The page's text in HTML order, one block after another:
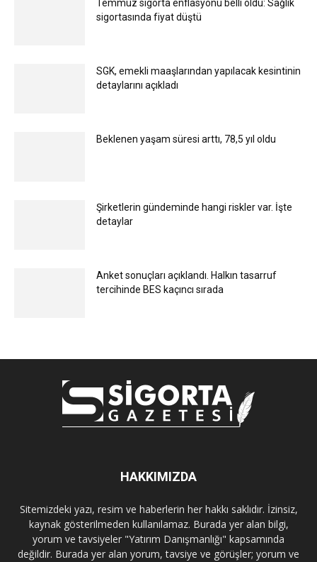
Temmuz sigorta enflasyonu belli oldu: Sağlık
sigortasında fiyat düştü
SGK, emekli maaşlarından yapılacak kesintinin
detaylarını açıkladı
Beklenen yaşam süresi arttı, 78,5 yıl oldu
Şirketlerin gündeminde hangi riskler var. İşte
detaylar
Anket sonuçları açıklandı. Halkın tasarruf
tercihinde BES kaçıncı sırada
HAKKIMIZDA
Sitemizdeki yazı, resim ve haberlerin her hakkı saklıdır. İzinsiz,
kaynak gösterilmeden kullanılamaz. Burada yer alan bilgi,
yorum ve tavsiyeler "Yatırım Danışmanlığı" kapsamında
değildir. Burada yer alan yorum, tavsiye ve görüşler; yorum ve